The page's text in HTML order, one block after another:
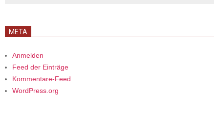
META
Anmelden
Feed der Einträge
Kommentare-Feed
WordPress.org